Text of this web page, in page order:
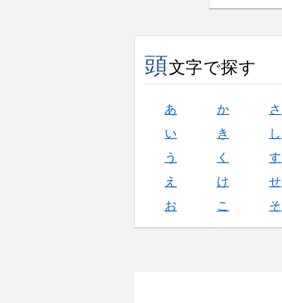
頭文字で探す
あ か さ
い
き し
う
く す
え
け せ
お
こ そ